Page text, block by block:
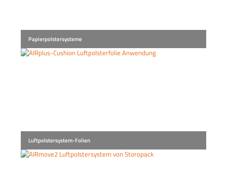
Papierpolstersysteme
Luftpolstersystem-Folien